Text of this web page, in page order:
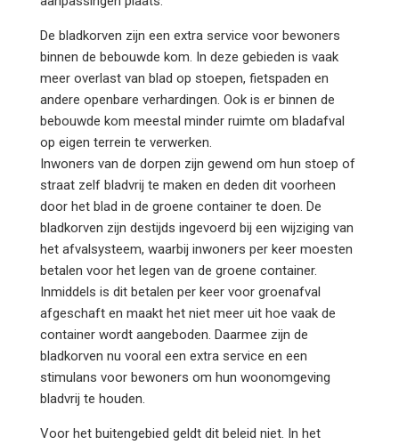
De bladkorven zijn een extra service voor bewoners
binnen de bebouwde kom. In deze gebieden is vaak
meer overlast van blad op stoepen, fietspaden en
andere openbare verhardingen. Ook is er binnen de
bebouwde kom meestal minder ruimte om bladafval
op eigen terrein te verwerken.
Inwoners van de dorpen zijn gewend om hun stoep of
straat zelf bladvrij te maken en deden dit voorheen
door het blad in de groene container te doen. De
bladkorven zijn destijds ingevoerd bij een wijziging van
het afvalsysteem, waarbij inwoners per keer moesten
betalen voor het legen van de groene container.
Inmiddels is dit betalen per keer voor groenafval
afgeschaft en maakt het niet meer uit hoe vaak de
container wordt aangeboden. Daarmee zijn de
bladkorven nu vooral een extra service en een
stimulans voor bewoners om hun woonomgeving
bladvrij te houden.
Voor het buitengebied geldt dit beleid niet. In het